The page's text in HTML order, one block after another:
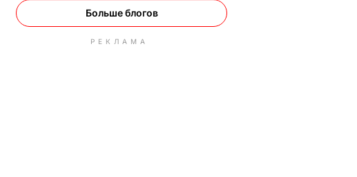
Больше блогов
РЕКЛАМА